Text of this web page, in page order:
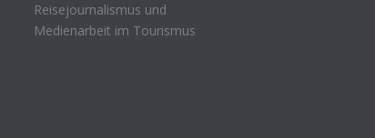
Reisejournalismus und
Medienarbeit im Tourismus